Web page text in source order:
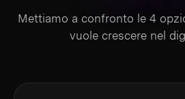
Mettiamo a confronto le 4
vuole crescere nel